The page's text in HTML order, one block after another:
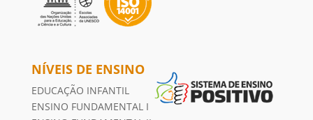
NÍVEIS DE ENSINO
EDUCAÇÃO INFANTIL
ENSINO FUNDAMENTAL I